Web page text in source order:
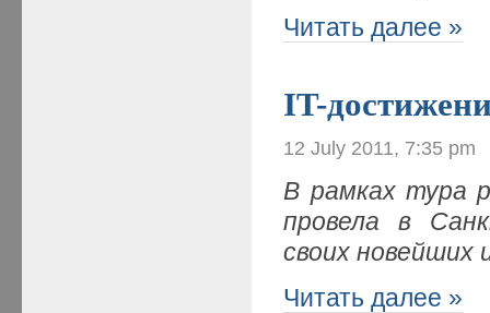
Читать далее »
IT-
12 July 2011, 7:35 pm
В рамках тура
провела в
своих новейших
Читать далее »